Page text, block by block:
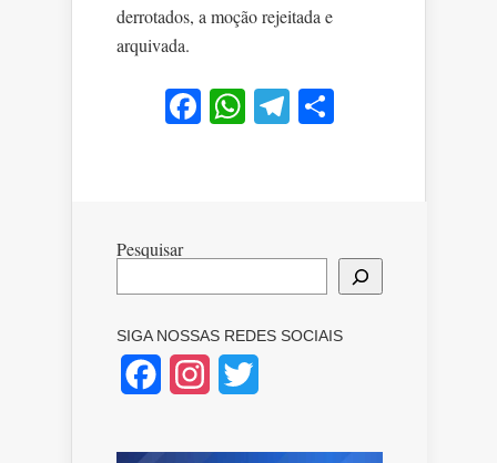
derrotados, a moção rejeitada e
arquivada.
Facebook
WhatsApp
Telegram
Pesquisar
SIGA NOSSAS REDES SOCIAIS
FacebookInstagram